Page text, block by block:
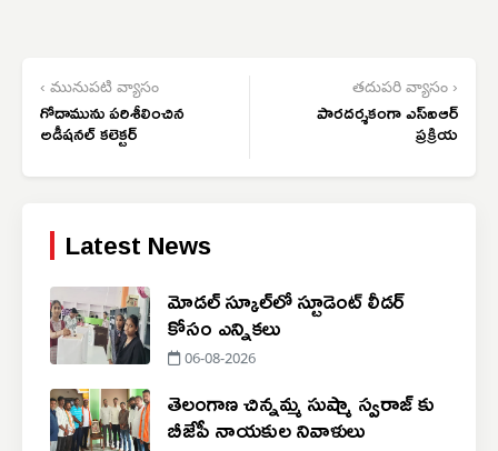
‹ మునుపటి వ్యాసం
గోదామును పరిశీలించిన
అడీషనల్‌ కలెక్టర్‌
తదుపరి వ్యాసం ›
పారదర్శకంగా ఎస్ఐఆర్
ప్రక్రియ
Latest News
మోడల్ స్కూల్‌లో స్టూడెంట్ లీడర్
కోసం ఎన్నికలు
06-08-2026
తెలంగాణ చిన్నమ్మ సుష్మా స్వరాజ్ కు
బీజేపీ నాయకుల నివాళులు